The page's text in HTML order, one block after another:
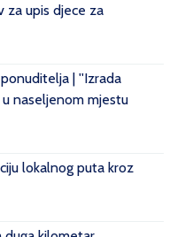
za upis djece za
| ''Izrada
naseljenom mjestu
lokalnog puta kroz